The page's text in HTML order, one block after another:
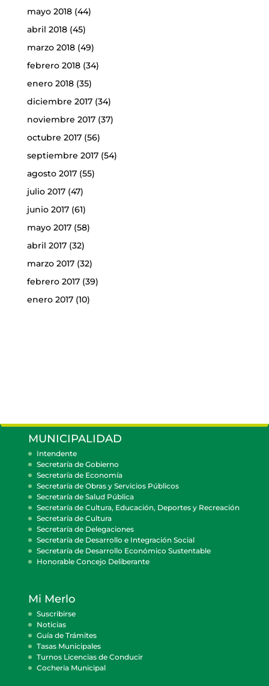
mayo 2018(44)
abril 2018(45)
marzo 2018(49)
febrero 2018(34)
enero 2018(35)
diciembre 2017(34)
noviembre 2017(37)
octubre 2017(56)
septiembre 2017(54)
agosto 2017(55)
julio 2017(47)
junio 2017(61)
mayo 2017(58)
abril 2017(32)
marzo 2017(32)
febrero 2017(39)
enero 2017(10)
MUNICIPALIDAD
Intendente
Secretaría de Gobierno
Secretaría de Economía
Secretaría de Obras y Servicios Públicos
Secretaría de Salud Pública
Secretaría de Cultura, Educación, Deportes y Recreación
Secretaría de Cultura
Secretaría de Delegaciones
Secretaría de Desarrollo e Integración Social
Secretaría de Desarrollo Económico Sustentable
Honorable Concejo Deliberante
Mi Merlo
Suscribirse
Noticias
Guía de Trámites
Tasas Municipales
Turnos Licencias de Conducir
Cocheria Municipal